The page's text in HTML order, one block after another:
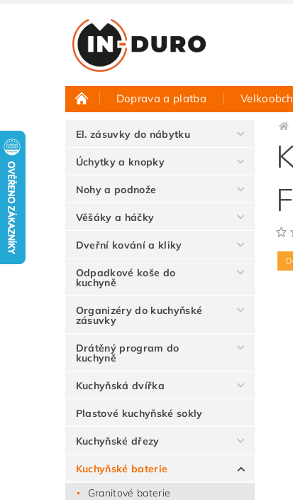
Doprava a platba
Půjčovna vzorků Hodnocení
El. zásuvky do nábytku
Úchytky a knopky
Nohy a podnože
Věšáky a háčky
Dveřní kování a kliky
Odpadkové koše do
kuchyně
Organizéry do kuchyňské
zásuvky
Drátěný program do
kuchyně
Kuchyňská dvířka
Plastové kuchyňské sokly
Kuchyňské dřezy
Kuchyňské baterie
Granitové baterie